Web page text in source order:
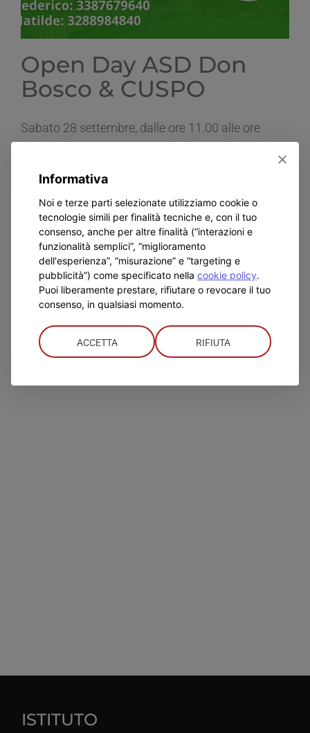
Piccolo
Open Day ASD Don
Bosco & CUSPO
Sabato 28 settembre, dalle ore 11.00 alle ore
16.00, al Centro Don Bosco di Alessandria si terrà
Piemonte Orientale [...]
admin5157 | Settembre 20th, 2024 | home,In
Evidenza | Commenti disabilitatisu
Open
Day
ASD
&
CUSPO
Continua a leggere
ISTITUTO
Informativa
Noi e terze parti selezionate utilizziamo cookie o
tecnologie simili per finalità tecniche e, con il tuo
consenso, anche per altre finalità (“interazioni e
funzionalità semplici”, “miglioramento
dell'esperienza”, “misurazione” e “targeting e
pubblicità”) come specificato nella cookie policy.
Puoi liberamente prestare, rifiutare o revocare il tuo
consenso, in qualsiasi momento.
ACCETTA RIFIUTA